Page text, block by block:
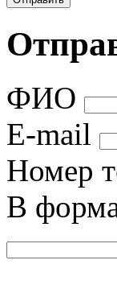
ФИО
E-mail
Номер
В